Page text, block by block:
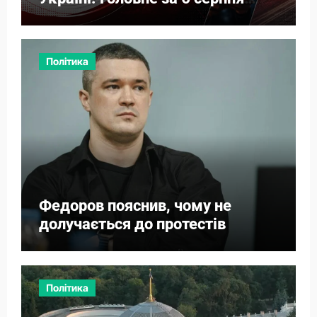
2026
Політика
Федоров пояснив, чому не
долучається до протестів
Політика